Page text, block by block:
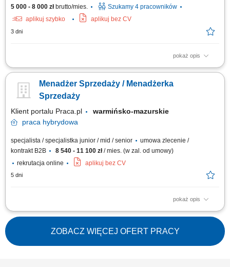
5 000 - 8 000 złbrutto/mies.
Szukamy 4 pracowników
aplikuj szybko
aplikuj bez CV
3 dni
pokaż opis
Poszukujemy Konsultantów ds. Żywienia w kilku lokalizacjach w Polsce.
bydła na wyznaczonym obszarze. Aktywne pozyskiwanie nowych klientów
oraz utrzymywanie długofalowych relacji z obecnymi kontrahentami.
Menadżer Sprzedaży / Menadżerka
Sprzedaży
Klient portalu Praca.pl
warmińsko-mazurskie
praca hybrydowa
specjalista / specjalistka junior / mid / senior
umowa zlecenie /
kontrakt B2B
8 540 - 11 100 zł/ mies. (w zal. od umowy)
rekrutacja online
aplikuj bez CV
5 dni
pokaż opis
Prezentowanie oferty edukacyjnej podczas spotkań w placówkach
oświatowych (spotkania umawia firma). Prowadzenie rozmów online z
osobami zainteresowanymi nauką w firmie. Rekrutacja, szkolenie,
koordynacja i analiza pracy przypisanego zespołu Konsultantów i
Konsultantek Oświatowych.
ZOBACZ WIĘCEJ OFERT PRACY